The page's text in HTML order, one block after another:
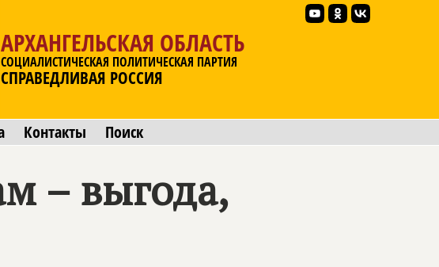
АРХАНГЕЛЬСКАЯ ОБЛАСТЬ
СОЦИАЛИСТИЧЕСКАЯ ПОЛИТИЧЕСКАЯ ПАРТИЯ
СПРАВЕДЛИВАЯ РОССИЯ
Контакты Поиск
– выгода,